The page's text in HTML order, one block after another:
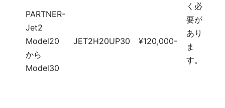
く必
要が
あり
ま
す。
PARTNER-
Jet2
Model20
から
Model30
JET2H20UP30 ¥120,000-